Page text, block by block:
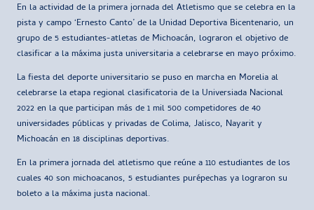
En la actividad de la primera jornada del Atletismo que se celebra en la
pista y campo ‘Ernesto Canto’ de la Unidad Deportiva Bicentenario, un
grupo de 5 estudiantes-atletas de Michoacán, lograron el objetivo de
clasificar a la máxima justa universitaria a celebrarse en mayo próximo.
La fiesta del deporte universitario se puso en marcha en Morelia al
celebrarse la etapa regional clasificatoria de la Universiada Nacional
2022 en la que participan más de 1 mil 500 competidores de 40
universidades públicas y privadas de Colima, Jalisco, Nayarit y
Michoacán en 18 disciplinas deportivas.
En la primera jornada del atletismo que reúne a 110 estudiantes de los
cuales 40 son michoacanos, 5 estudiantes purépechas ya lograron su
boleto a la máxima justa nacional.